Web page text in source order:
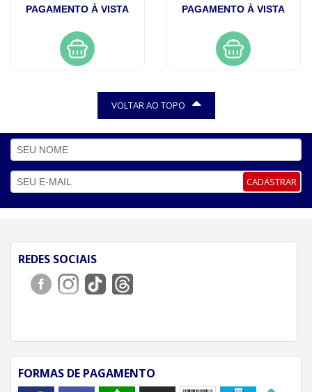
PAGAMENTO À VISTA PAGAMENTO À VISTA
VOLTAR AO TOPO
CADASTRAR
REDES SOCIAIS
FORMAS DE PAGAMENTO